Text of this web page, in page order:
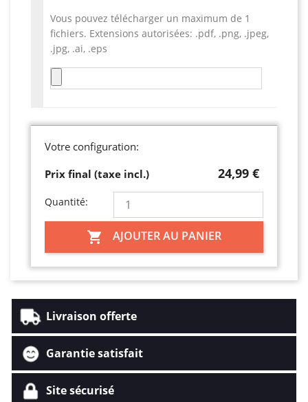
Vous pouvez télécharger un maximum de 1
fichiers. Extensions autorisées: .pdf, .png, .jpeg,
.jpg, .ai, .eps
Votre configuration:
Prix final (taxe incl.)
24,99 €
Quantité:
 AJOUTER AU PANIER
Livraison offerte
Garantie satisfait
Site sécurisé